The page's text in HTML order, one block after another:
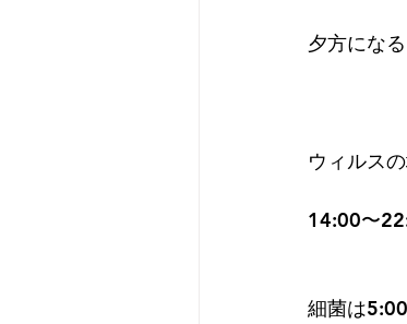
夕方にな
ウィルス
14:00〜
細菌は